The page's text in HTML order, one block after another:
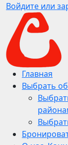
Войдите или
Главная
Выбрать